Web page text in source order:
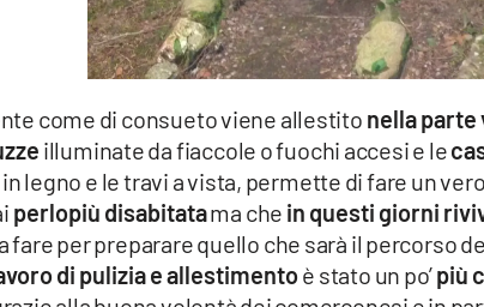
come di consueto viene allestito nella parte
illuminate da fiaccole o fuochi accesi e le
legno e le travi a vista, permette di fare un
perlopiù disabitatama che in questi giorni
fare per preparare quello che sarà il percorso
di pulizia e allestimentoè stato un po’più